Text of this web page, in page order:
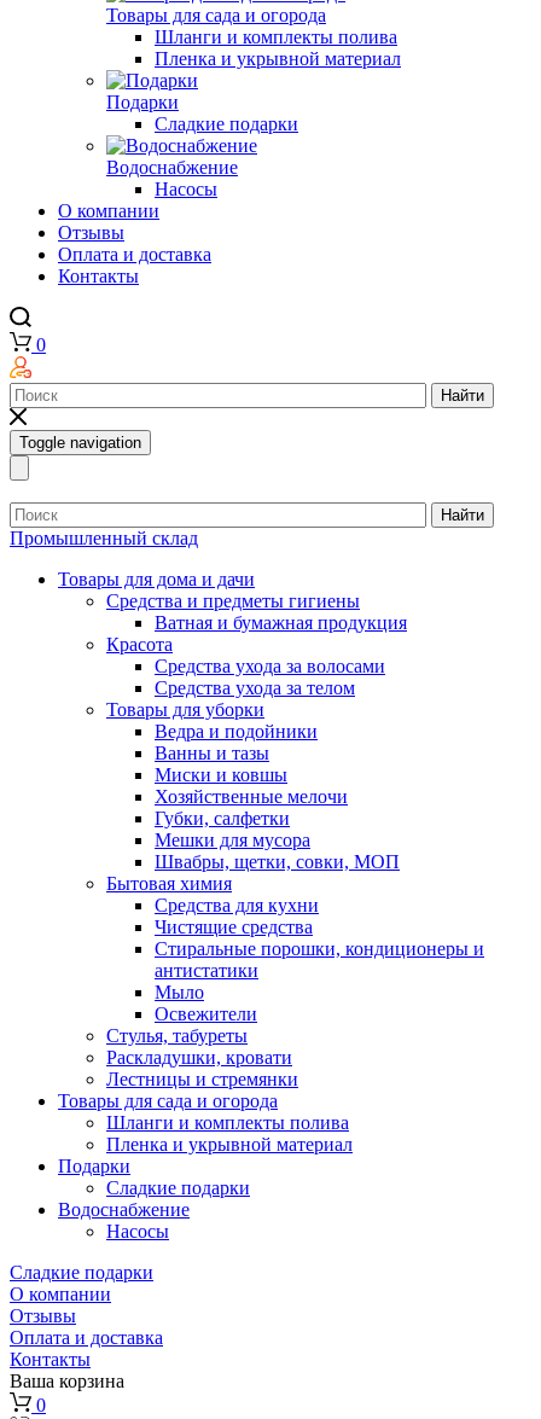
Товары для сада и огорода
Шланги и комплекты полива
Пленка и укрывной материал
Подарки
Cладкие подарки
Водоснабжение
Насосы
О компании
Отзывы
Оплата и доставка
Контакты
0
Найти
Toggle navigation
Найти
Промышленный склад
Товары для дома и дачи
Средства и предметы гигиены
Ватная и бумажная продукция
Красота
Средства ухода за волосами
Средства ухода за телом
Товары для уборки
Ведра и подойники
Ванны и тазы
Миски и ковшы
Хозяйственные мелочи
Губки, салфетки
Мешки для мусора
Швабры, щетки, совки, МОП
Бытовая химия
Средства для кухни
Чистящие средства
Стиральные порошки, кондиционеры и
антистатики
Мыло
Освежители
Стулья, табуреты
Раскладушки, кровати
Лестницы и стремянки
Товары для сада и огорода
Шланги и комплекты полива
Пленка и укрывной материал
Подарки
Cладкие подарки
Водоснабжение
Насосы
Сладкие подарки
О компании
Отзывы
Оплата и доставка
Контакты
Ваша корзина
0